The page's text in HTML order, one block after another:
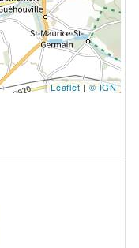
Leaflet|© IGN